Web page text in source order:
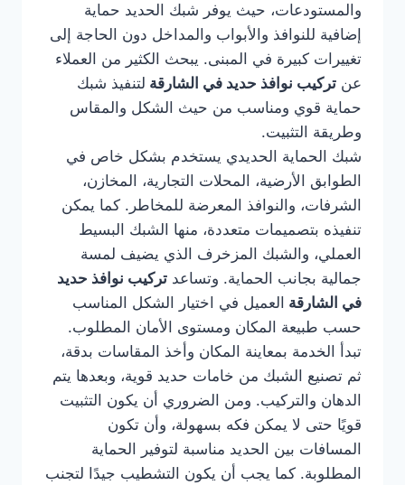
والمستودعات، حيث يوفر شبك الحديد حماية
إضافية للنوافذ والأبواب والمداخل دون الحاجة إلى
تغييرات كبيرة في المبنى. يبحث الكثير من العملاء
عن تركيب نوافذ حديد في الشارقة لتنفيذ شبك
حماية قوي ومناسب من حيث الشكل والمقاس
وطريقة التثبيت.
شبك الحماية الحديدي يستخدم بشكل خاص في
الطوابق الأرضية، المحلات التجارية، المخازن،
الشرفات، والنوافذ المعرضة للمخاطر. كما يمكن
تنفيذه بتصميمات متعددة، منها الشبك البسيط
العملي، والشبك المزخرف الذي يضيف لمسة
جمالية بجانب الحماية. وتساعد تركيب نوافذ حديد
في الشارقة العميل في اختيار الشكل المناسب
حسب طبيعة المكان ومستوى الأمان المطلوب.
تبدأ الخدمة بمعاينة المكان وأخذ المقاسات بدقة،
ثم تصنيع الشبك من خامات حديد قوية، وبعدها يتم
الدهان والتركيب. ومن الضروري أن يكون التثبيت
قويًا حتى لا يمكن فكه بسهولة، وأن تكون
المسافات بين الحديد مناسبة لتوفير الحماية
المطلوبة. كما يجب أن يكون التشطيب جيدًا لتجنب